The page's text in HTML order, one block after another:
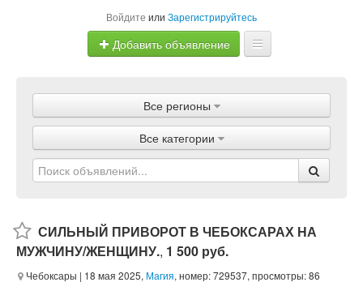
Войдите или Зарегистрируйтесь
Добавить объявление
Объявления
Магазины
Услуги
Все регионы
Все категории
СИЛЬНЫЙ ПРИВОРОТ В ЧЕБОКСАРАХ НА
МУЖЧИНУ/ЖЕНЩИНУ., 1 500 руб.
Чебоксары | 18 мая 2025, Магия, номер: 729537, просмотры: 86